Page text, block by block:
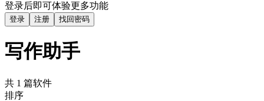
登录后即可体验更多功能
登录 注册 找回密码
写作助手
共 1 篇软件
排序